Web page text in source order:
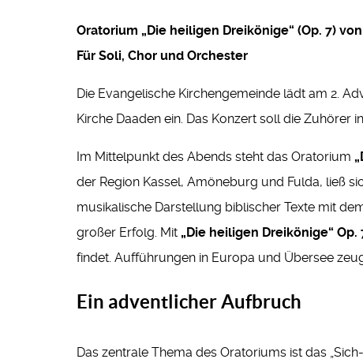
Oratorium „Die heiligen Dreikönige“ (Op. 7)
Für Soli, Chor und Orchester
Die Evangelische Kirchengemeinde lädt am 2.
Kirche Daaden ein. Das Konzert soll die
Im Mittelpunkt des Abends steht das Oratorium
der Region Kassel, Amöneburg und Fulda, ließ
musikalische Darstellung biblischer Texte mit
großer Erfolg. Mit „Die heiligen Dreikönige“ Op.
findet. Aufführungen in Europa und Übersee
Ein adventlicher Aufbruch
Das zentrale Thema des Oratoriums ist das